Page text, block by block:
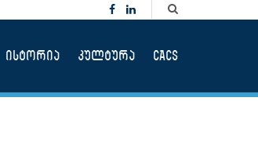
ისტორია კულტურა CACS